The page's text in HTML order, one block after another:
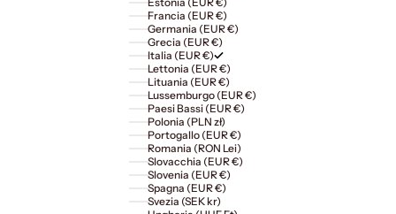
Francia (EUR €)
Germania (EUR €)
Grecia (EUR €)
Italia (EUR €)
Lettonia (EUR €)
Lituania (EUR €)
Lussemburgo (EUR €)
Paesi Bassi (EUR €)
Polonia (PLN zł)
Portogallo (EUR €)
Romania (RON Lei)
Slovacchia (EUR €)
Slovenia (EUR €)
Spagna (EUR €)
Svezia (SEK kr)